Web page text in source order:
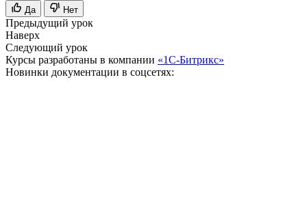
Да Нет
Предыдущий урок
Наверх
Следующий урок
Курсы разработаны в компании «1С-Битрикс»
Новинки документации в соцсетях: